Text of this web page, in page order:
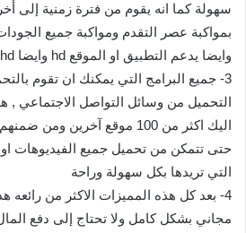
سهولة كما انه يقوم من فترة زمنية إلى
بمواكبة عصر التقدم ومواكبة جميع
وايضا يدعم التطبيق او الموقع hd وايضا full hd
3- جميع البرامج التي يمكنك ان تقوم
التحميل من وسائل التواصل الاجتماعي ,
اليك اكثر من 100 موقع آخرين
حتى تتمكن من تحميل جميع الفيديوهات
التي تريدها بكل سهولة وراحة
4- بعد كل هذه المميزات الاكثر من رائعه
مجاني بشكل كامل ولا تحتاج إلى دفع